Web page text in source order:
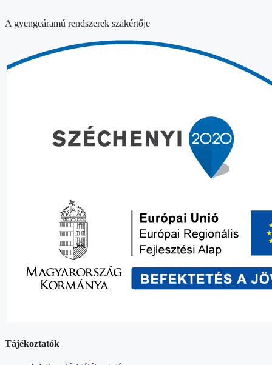
A gyengeáramú rendszerek szakértője
Tájékoztatók